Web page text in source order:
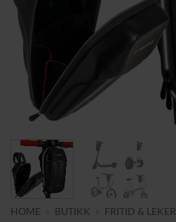
HOME BUTIKK FRITID & LEKER